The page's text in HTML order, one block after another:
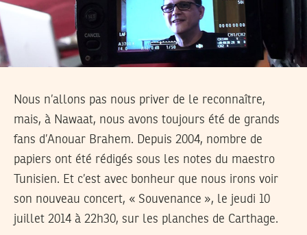
Nous n’allons pas nous priver de le reconnaître,
mais, à Nawaat, nous avons toujours été de grands
fans d’Anouar Brahem. Depuis 2004, nombre de
papiers ont été rédigés sous les notes du maestro
Tunisien. Et c’est avec bonheur que nous irons voir
son nouveau concert, « Souvenance », le jeudi 10
juillet 2014 à 22h30, sur les planches de Carthage.